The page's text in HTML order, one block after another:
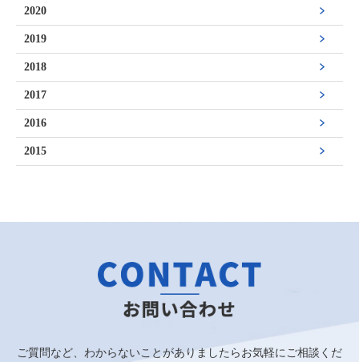
2020
2019
2018
2017
2016
2015
ご質問など、わからないことがありましたらお気軽にご相談くだ